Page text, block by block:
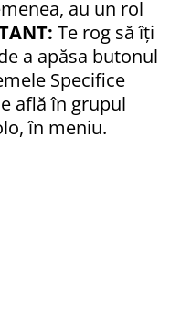
au un rol
Te rog să îți
a apăsa butonul
Specifice
află în grupul
în meniu.